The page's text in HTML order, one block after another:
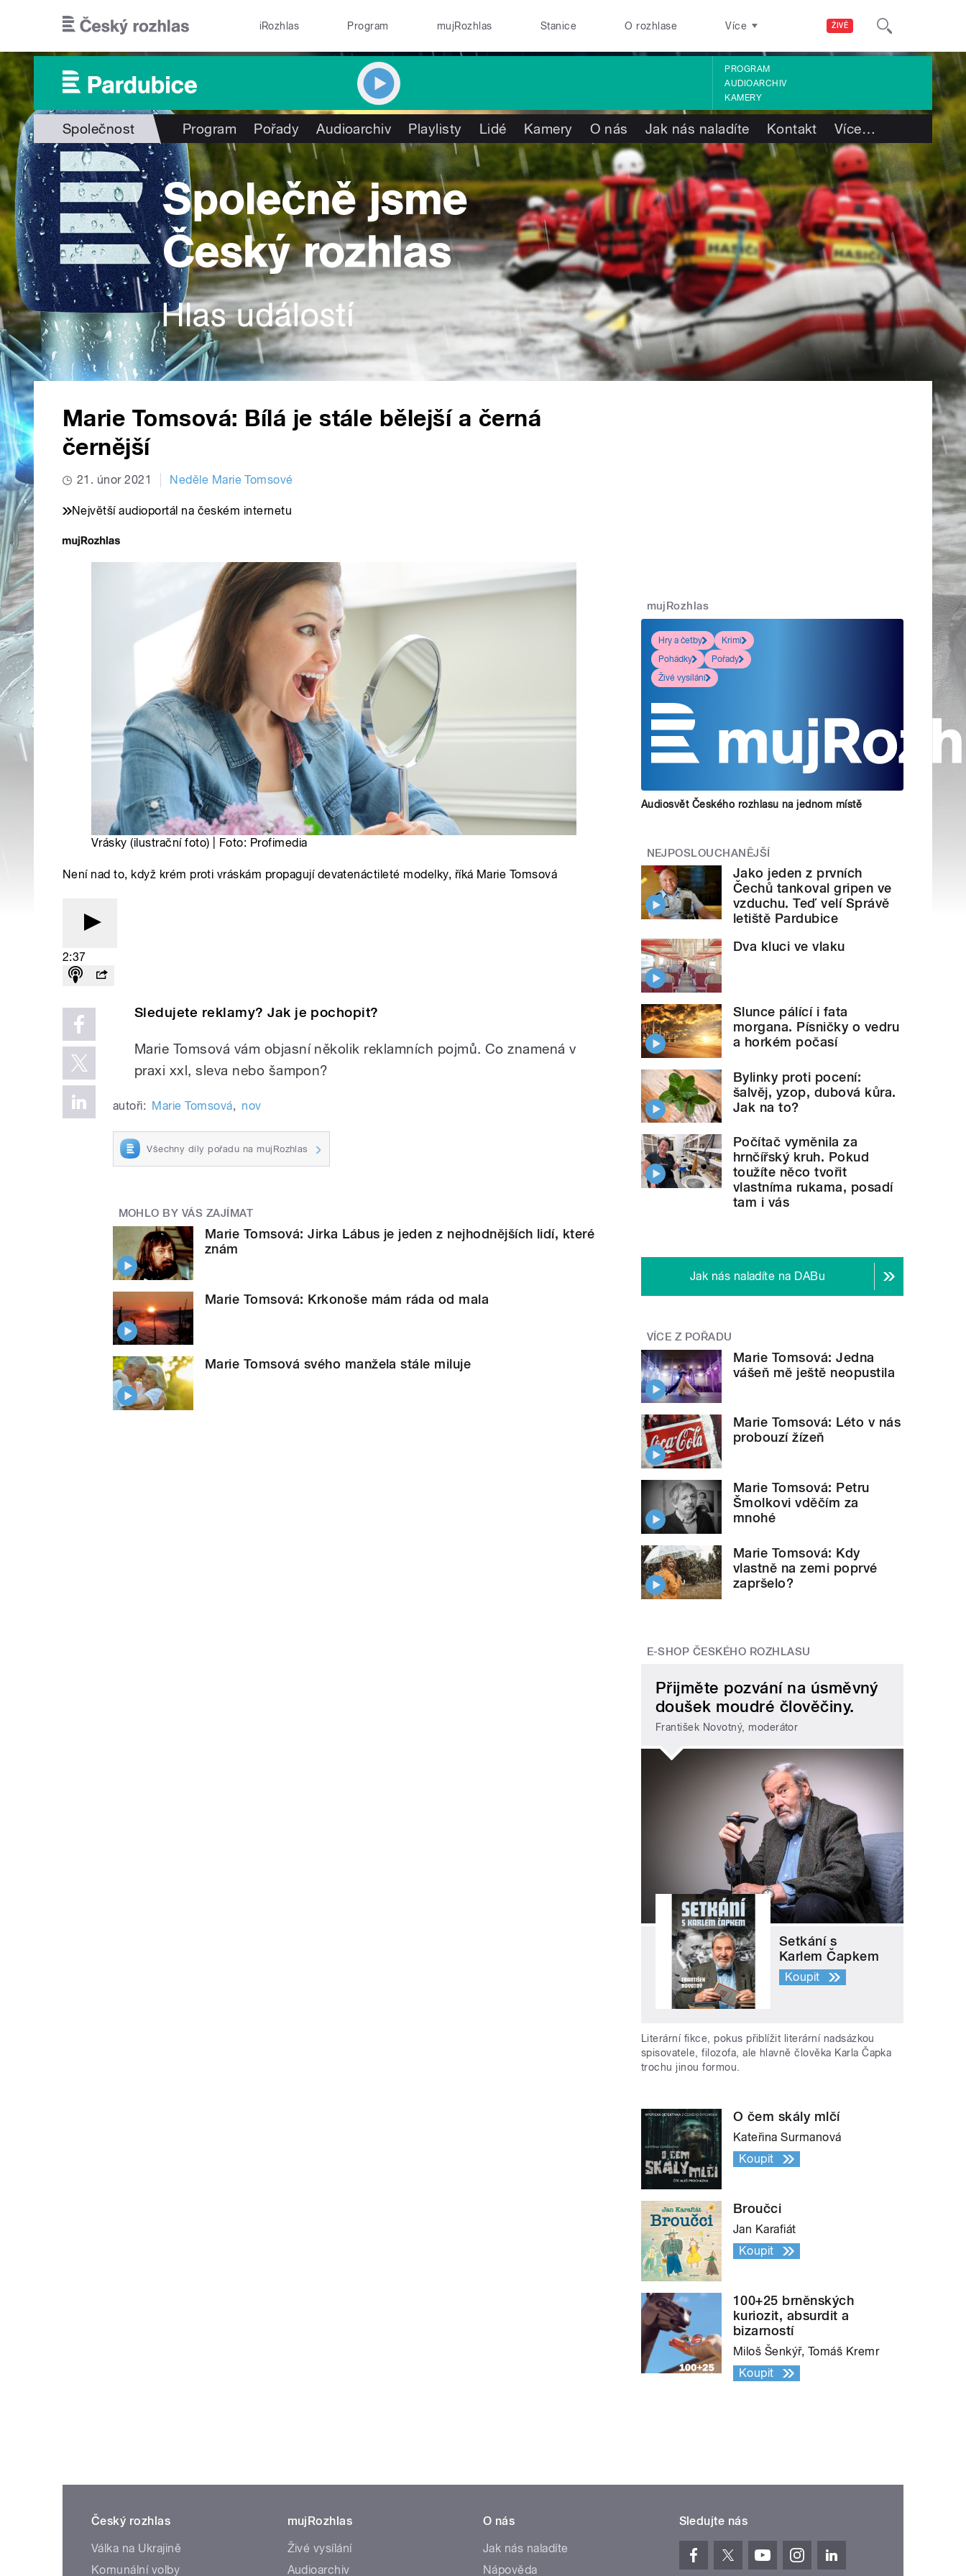
ŽIVĚ
iRozhlas Program mujRozhlas Stanice O rozhlase Více
PROGRAM
AUDIOARCHIV
KAMERY
Společnost Program Pořady Audioarchiv Playlisty Lidé Kamery O nás Jak nás naladíte Kontakt Více…
Marie Tomsová: Bílá je stále bělejší a černá
černější
21. únor 2021 Neděle Marie Tomsové
Největší audioportál na českém internetu
Vrásky (ilustrační foto) | Foto: Profimedia
Není nad to, když krém proti vráskám propagují devatenáctileté modelky, říká Marie Tomsová
2:37
Sledujete reklamy? Jak je pochopit?
Marie Tomsová vám objasní několik reklamních pojmů. Co znamená v
praxi xxl, sleva nebo šampon?
autoři: Marie Tomsová, nov
Všechny díly pořadu na mujRozhlas
MOHLO BY VÁS ZAJÍMAT
Marie Tomsová: Jirka Lábus je jeden z nejhodnějších lidí, které
znám
Marie Tomsová: Krkonoše mám ráda od mala
Marie Tomsová svého manžela stále miluje
mujRozhlas
Hry a četby
Krimi
Pohádky
Pořady
Živé vysílání
Audiosvět Českého rozhlasu na jednom místě
NEJPOSLOUCHANĚJŠÍ
Jako jeden z prvních
Čechů tankoval gripen ve
vzduchu. Teď velí Správě
letiště Pardubice
Dva kluci ve vlaku
Slunce pálící i fata
morgana. Písničky o vedru
a horkém počasí
Bylinky proti pocení:
šalvěj, yzop, dubová kůra.
Jak na to?
Počítač vyměnila za
hrnčířský kruh. Pokud
toužíte něco tvořit
vlastníma rukama, posadí
tam i vás
Jak nás naladíte na DABu
VÍCE Z POŘADU
Marie Tomsová: Jedna
vášeň mě ještě neopustila
Marie Tomsová: Léto v nás
probouzí žízeň
Marie Tomsová: Petru
Šmolkovi vděčím za
mnohé
Marie Tomsová: Kdy
vlastně na zemi poprvé
zapršelo?
E-SHOP ČESKÉHO ROZHLASU
Přijměte pozvání na úsměvný
doušek moudré člověčiny.
František Novotný, moderátor
Setkání s
Karlem Čapkem
Koupit
Literární fikce, pokus přiblížit literární nadsázkou
spisovatele, filozofa, ale hlavně člověka Karla Čapka
trochu jinou formou.
O čem skály mlčí
Kateřina Surmanová
Koupit
Broučci
Jan Karafiát
Koupit
100+25 brněnských
kuriozit, absurdit a
bizarností
Miloš Šenkýř, Tomáš Kremr
Koupit
Český rozhlas
Válka na Ukrajině
Komunální volby
mujRozhlas
Živé vysílání
Audioarchiv
O nás
Jak nás naladíte
Nápověda
Sledujte nás